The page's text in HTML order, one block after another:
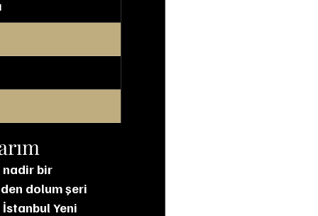
nadir bir
dolum şeri
İstanbul Yeni